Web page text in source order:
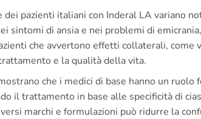
dei pazienti italiani con Inderal LA variano
sintomi di ansia e nei problemi di
che avvertono effetti collaterali,
e la qualità della vita.
che i medici di base hanno un
il trattamento in base alle specificità di
marchi e formulazioni può ridurre la